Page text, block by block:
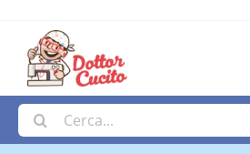
contenuto
Cerca
per: